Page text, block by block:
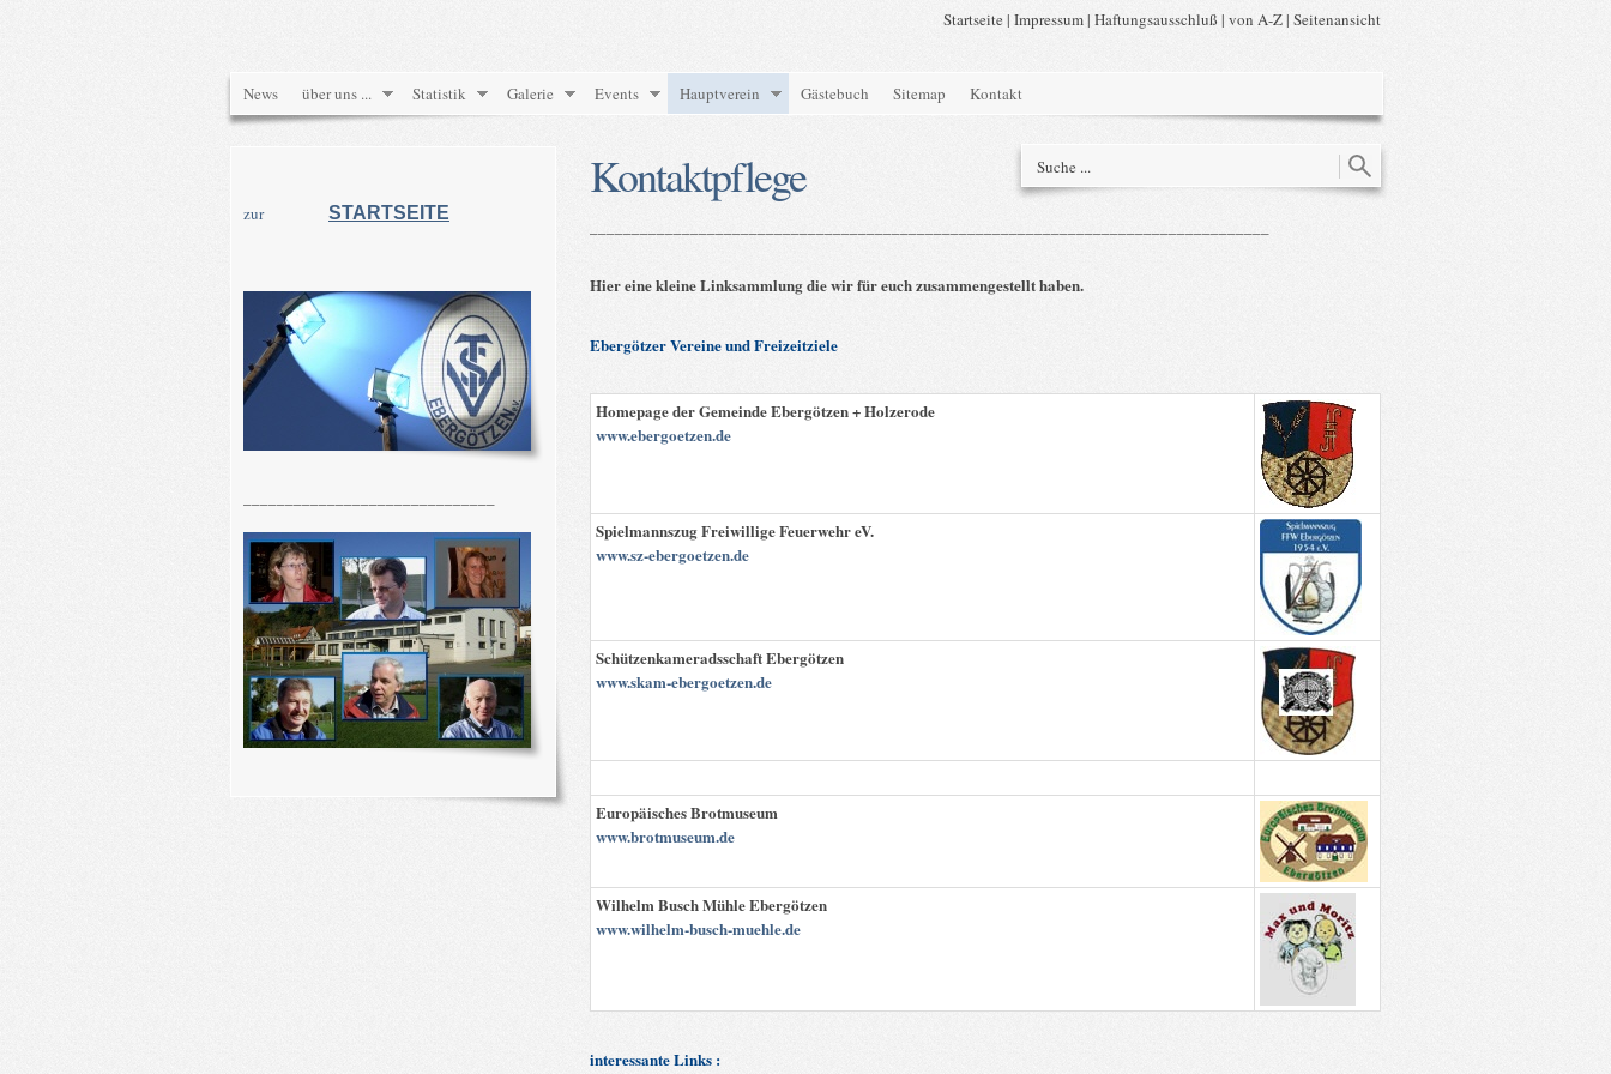
Startseite| Impressum| Haftungsausschluß | von A-Z| Seitenansicht
News über uns ... Statistik Galerie Events Hauptverein Gästebuch Sitemap Kontakt
Kontaktpflege
Hier eine kleine Linksammlung die wir für euch zusammengestellt haben.
Ebergötzer Vereine und Freizeitziele
Homepage der Gemeinde Ebergötzen + Holzerode
www.ebergoetzen.de
Spielmannszug Freiwillige Feuerwehr eV.
www.sz-ebergoetzen.de
Schützenkameradsschaft Ebergötzen
www.skam-ebergoetzen.de
Europäisches Brotmuseum
www.brotmuseum.de
Wilhelm Busch Mühle Ebergötzen
www.wilhelm-busch-muehle.de
interessante Links :
zur STARTSEITE